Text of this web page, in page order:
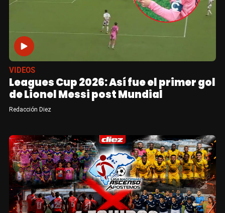
VIDEOS
Leagues Cup 2026: Así fue el primer gol
de Lionel Messi post Mundial
Redacción Diez